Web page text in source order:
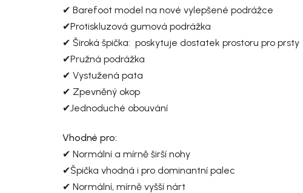
✔ Barefoot model na nové vylepšené podrážce
✔Protiskluzová gumová podrážka
✔ Široká špička: poskytuje dostatek prostoru pro prsty
✔Pružná podrážka
✔ Vystužená pata
✔ Zpevněný okop
✔Jednoduché obouvání
Vhodné pro:
✔ Normální a mírně širší nohy
✔Špička vhodná i pro dominantní palec
✔ Normální, mírně vyšší nárt